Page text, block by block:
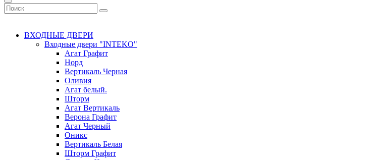
ВХОДНЫЕ ДВЕРИ
Входные двери "INTEKO"
Агат Графит
Норд
Вертикаль Черная
Оливия
Агат белый.
Шторм
Агат Вертикаль
Верона Графит
Агат Черный
Оникс
Вертикаль Белая
Шторм Графит